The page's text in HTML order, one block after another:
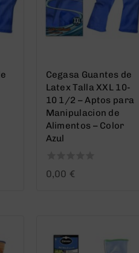
Cegasa Guantes de
Latex Talla XXL 10-
10 1/2 – Aptos para
Manipulacion de
Alimentos – Color
Azul
0
0,00 €